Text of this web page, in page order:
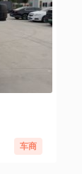
车商